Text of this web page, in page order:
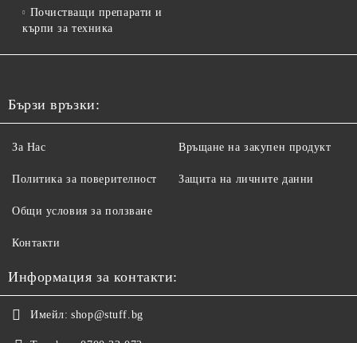
Почистващи препарати и
кърпи за техника
Бързи връзки:
За Нас
Политика за поверителност
Общи условия за ползване
Контакти
Връщане на закупен продукт
Защита на личните данни
Информация за контакти:
Имейл: shop@stuff.bg